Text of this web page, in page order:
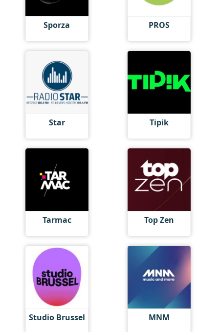
Sporza PROS
Star Tipik
Tarmac Top Zen
Studio Brussel MNM